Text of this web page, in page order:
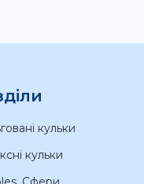
кульки
кульки